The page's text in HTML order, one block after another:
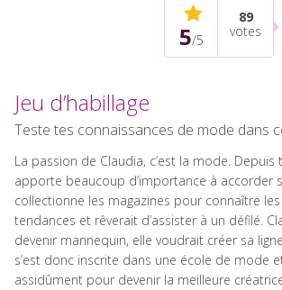
5/5
89
votes
Jeu d’habillage
Teste tes connaissances de mode dans
La passion de Claudia, c’est la mode.
apporte beaucoup d’importance à accorder
collectionne les magazines pour connaître
tendances et rêverait d’assister à un défilé.
devenir mannequin, elle voudrait créer sa
s’est donc inscrite dans une école de mode
assidûment pour devenir la meilleure